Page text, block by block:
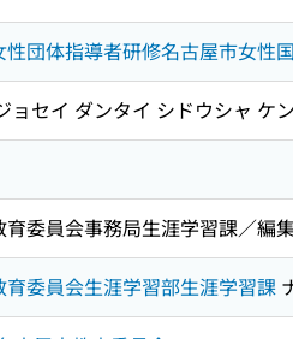
性団体指導者研修名古屋市女性
ョセイ ダンタイ シドウシャ ケ
育委員会事務局生涯学習課／編
育委員会生涯学習部生涯学習課